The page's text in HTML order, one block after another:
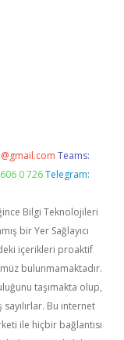
Teams:
0 726 Telegram:
Bilgi Teknolojileri
bir Yer Sağlayıcı
içerikleri proaktif
bulunmamaktadır.
taşımakta olup,
Bu internet
ile hiçbir bağlantısı